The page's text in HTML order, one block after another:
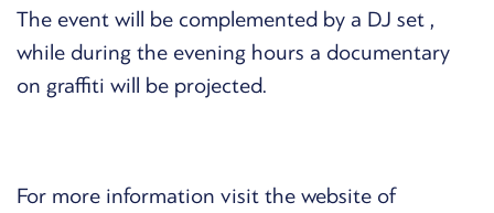
The event will be complemented by a DJ set ,
while during the evening hours a documentary
on graffiti will be projected.
For more information visit the website of